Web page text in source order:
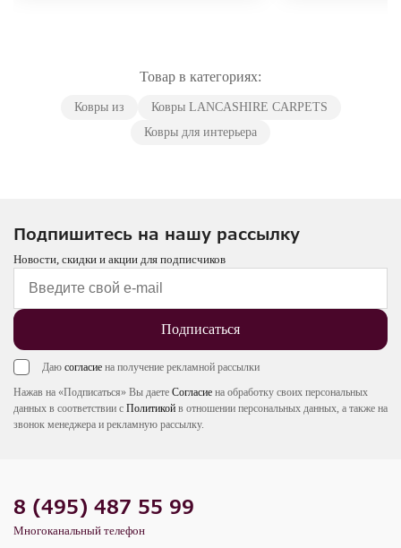
Товар в категориях:
Ковры из
Ковры LANCASHIRE CARPETS
Ковры для интерьера
Подпишитесь на нашу рассылку
Новости, скидки и акции для подписчиков
Подписаться
Даю согласие на получение рекламной рассылки
Нажав на «Подписаться» Вы даете Согласие на обработку своих персональных
данных в соответствии с Политикой в отношении персональных данных, а также на
звонок менеджера и рекламную рассылку.
8 (495) 487 55 99
Многоканальный телефон